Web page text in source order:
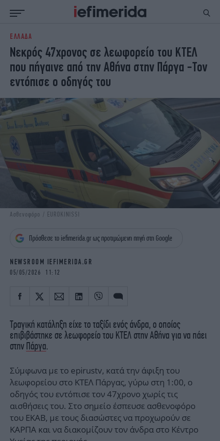
ΕΙΔΗΣΕΙΣ
NON PAPER
ΕΛΛΑΔΑ
ΟΙΚΟΝΟΜΙΑ
ΚΟΣΜΟΣ
ΠΟΛΙΤΙΣΜΟΣ
ΖΩΗ
ΣΠΟΡ
ΓΥΝΑΙΚΑ
ENGLISH EDITION
ΠΟΛΗ
ΕΚΛΟΓΕΣ
ΤΕΧΝΟΛΟΓΙΑ
ΥΓΕΙΑ
DESIGN
ΟΛΥΜΠΙΑΚΟΙ ΑΓΩΝΕΣ
EURO
GREEN
PODCAST
iAUTOKINITO
iOPINIONS
OSCARS
THE OCEAN
ΕΛΛΑΔΑ
Νεκρός 47χρονος σε λεωφορείο του ΚΤΕΛ
που πήγαινε από την Αθήνα στην Πάργα -Τον
εντόπισε ο οδηγός του
Ασθενοφόρο / EUROKINISSI
Πρόσθεσε το iefimerida.gr ως προτιμώμενη πηγή στη Google
NEWSROOM IEFIMERIDA.GR
05/05/2026 11:12
Τραγική κατάληξη είχε το ταξίδι ενός άνδρα, ο οποίος
επιβιβάστηκε σε λεωφορείο του ΚΤΕΛ στην Αθήνα για να πάει
στην Πάργα.
Σύμφωνα με το epirustv, κατά την άφιξη του
λεωφορείου στο ΚΤΕΛ Πάργας, γύρω στη 1:00, ο
οδηγός του εντόπισε τον 47χρονο χωρίς τις
αισθήσεις του. Στο σημείο έσπευσε ασθενοφόρο
του ΕΚΑΒ, με τους διασώστες να προχωρούν σε
ΚΑΡΠΑ και να διακομίζουν τον άνδρα στο Κέντρο